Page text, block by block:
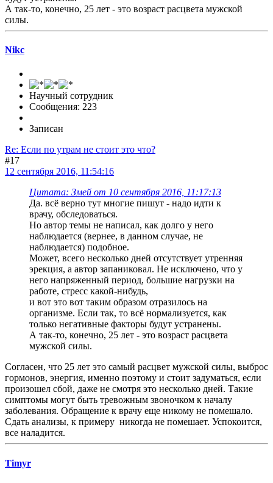
А так-то, конечно, 25 лет - это возраст расцвета мужской
силы.
Nikc
Научный сотрудник
Сообщения: 223
Записан
Re: Если по утрам не стоит это что?
#17
12 сентября 2016, 11:54:16
Цитата: Змей от 10 сентября 2016, 11:17:13
Да. всё верно тут многие пишут - надо идти к
врачу, обследоваться.
Но автор темы не написал, как долго у него
наблюдается (вернее, в данном случае, не
наблюдается) подобное.
Может, всего несколько дней отсутствует утренняя
эрекция, а автор запаниковал. Не исключено, что у
него напряженный период, большие нагрузки на
работе, стресс какой-нибудь,
и вот это вот таким образом отразилось на
организме. Если так, то всё нормализуется, как
только негативные факторы будут устранены.
А так-то, конечно, 25 лет - это возраст расцвета
мужской силы.
Согласен, что 25 лет это самый расцвет мужской силы, выброс
гормонов, энергия, именно поэтому и стоит задуматься, если
произошел сбой, даже не смотря это несколько дней. Такие
симптомы могут быть тревожным звоночком к началу
заболевания. Обращение к врачу еще никому не помешало.
Сдать анализы, к примеру никогда не помешает. Успокоится,
все наладится.
Timyr